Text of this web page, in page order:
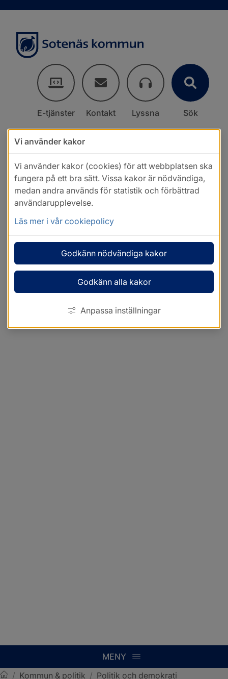
E-tjänster Kontakt Lyssna Sök
MENY
/ Kommun & politik / Politik och demokrati
Vi använder kakor
Vi använder kakor (cookies) för att webbplatsen ska
fungera på ett bra sätt. Vissa kakor är nödvändiga,
medan andra används för statistik och förbättrad
användarupplevelse.
Läs mer i vår cookiepolicy
Godkänn nödvändiga kakor
Godkänn alla kakor
Anpassa inställningar